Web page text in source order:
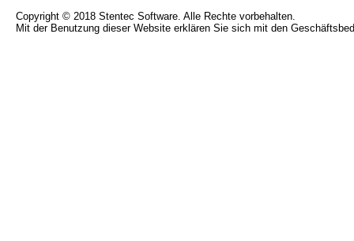
Copyright © 2018 Stentec Software. Alle Rechte vorbehalten.
Mit der Benutzung dieser Website erklären Sie sich mit den